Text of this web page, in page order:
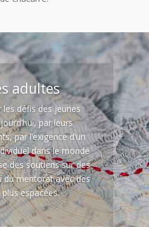
adultes
défis des jeunes
par leurs
par l’exigence d’un
dans le monde
des soutiens sur des
mentorat avec des
espacées.